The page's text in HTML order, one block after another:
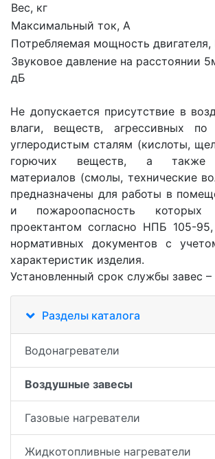
Вес, кг
Максимальный ток, А
Потребляемая мощность двигателя,
Звуковое давление на расстоянии
дБ
Не допускается присутствие в
влаги, веществ, агрессивных
углеродистым сталям (кислоты,
горючих веществ, а также
материалов (смолы, технические
предназначены для работы в
и пожароопасность которых
проектантом согласно НПБ 105-
нормативных документов с
характеристик изделия.
Установленный срок службы завес –
Разделы каталога
Водонагреватели
Воздушные завесы
Газовые нагреватели
Жидкотопливные нагреватели